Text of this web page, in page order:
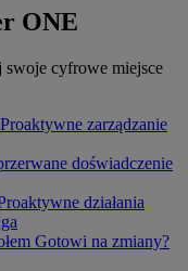
ONE
cyfrowe miejsce
Proaktywne zarządzanie
doświadczenie
działania
Gotowi na zmiany?